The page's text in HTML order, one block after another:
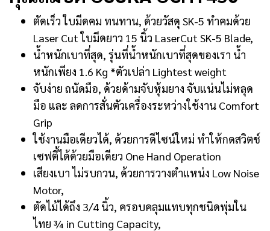
ตัดเร็ว ใบมีดคม ทนทาน, ด้วยวัสดุ SK-5 ทำคมด้วย
Laser Cut ใบมีดยาว 15 นิ้ว LaserCut SK-5 Blade,
น้ำหนักเบาที่สุด, รุ่นที่น้ำหนักเบาที่สุดของเรา น้ำ
หนักเพียง 1.6 Kg *ตัวเปล่า Lightest weight
จับง่าย ถนัดมือ, ด้วยด้ามจับหุ้มยาง จับแน่นไม่หลุด
มือ และ ลดการสั่นตัวเครื่องระหว่างใช้งาน Comfort
Grip
ใช้งานมือเดียวได้, ด้วยการดีไซน์ใหม่ ทำให้กดสวิตช์
เซฟตี้ได้ด้วยมือเดียว One Hand Operation
เสียงเบา ไม่รบกวน, ด้วยการวางตำแหน่ง Low Noise
Motor,
ตัดไม้ได้ถึง 3/4 นิ้ว, ครอบคลุมแทบทุกชนิดพุ่มใน
ไทย ¾ in Cutting Capacity,